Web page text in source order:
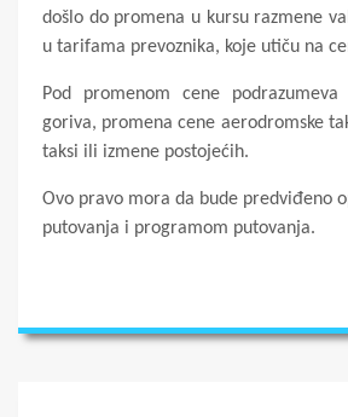
došlo do promena u kursu razmene
u tarifama prevoznika, koje utiču na
Pod promenom cene
goriva, promena cene aerodromske
taksi ili izmene postojećih.
Ovo pravo mora da bude predviđeno
putovanja i programom putovanja.